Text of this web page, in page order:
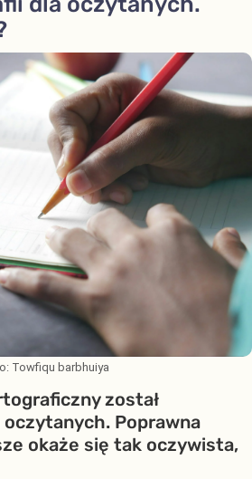
Towfiqu barbhuiya
został
Poprawna
okaże się tak oczywista,